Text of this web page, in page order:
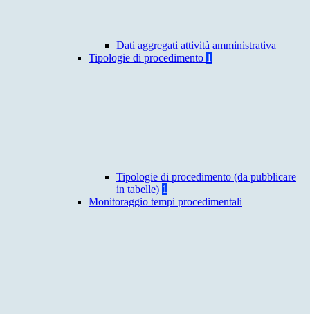
Dati aggregati attività amministrativa
Tipologie di procedimento 1
Tipologie di procedimento (da pubblicare
in tabelle) 1
Monitoraggio tempi procedimentali